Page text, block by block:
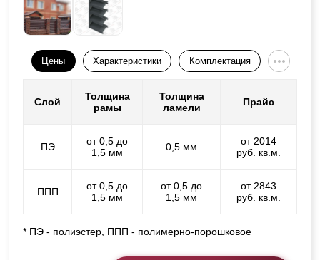
Цены Характеристики Комплектация
Слой
Толщина
рамы
Толщина
ламели
Прайс
ПЭ
от 0,5 до
1,5 мм
0,5 мм
от 2014
руб. кв.м.
ППП
от 0,5 до
1,5 мм
от 0,5 до
1,5 мм
от 2843
руб. кв.м.
* ПЭ - полиэстер, ППП - полимерно-порошковое